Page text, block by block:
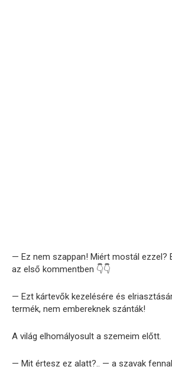
— Ez nem szappan! Miért mostál ezzel?
az első kommentben 👇👇
— Ezt kártevők kezelésére és
termék, nem embereknek szánták!
A világ elhomályosult a szemeim előtt.
— Mit értesz ez alatt?.. — a szavak